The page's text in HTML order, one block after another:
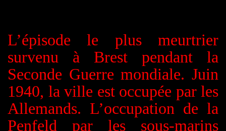
L’épisode le plus meurtrier
survenu à Brest pendant la
Seconde Guerre mondiale. Juin
1940, la ville est occupée par les
Allemands. L’occupation de la
Penfeld par les sous-marins